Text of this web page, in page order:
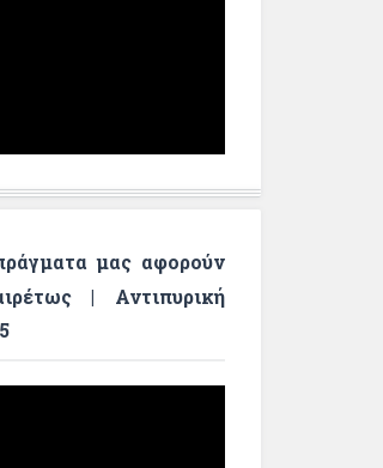
μας αφορούν
| Αντιπυρική